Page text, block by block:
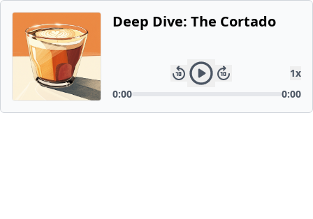
Deep Dive: The Cortado
1x
0:00
0:00